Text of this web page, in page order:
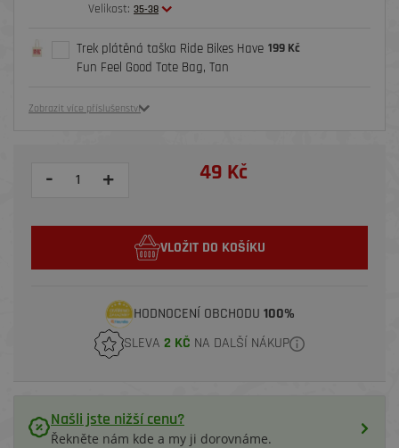
Velikost: 35-38
Trek plátěná taška Ride Bikes Have
Fun Feel Good Tote Bag, Tan
199 Kč
Zobrazit více příslušenství
- + 49 Kč
VLOŽIT DO KOŠÍKU
HODNOCENÍ OBCHODU 100%
SLEVA 2 KČ NA DALŠÍ NÁKUP
Našli jste nižší cenu?
Řekněte nám kde a my ji dorovnáme.